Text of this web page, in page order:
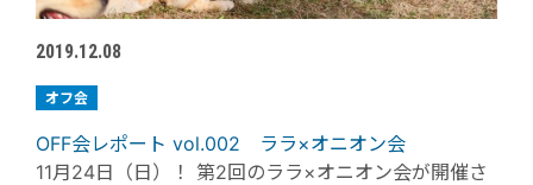
2019.12.08
オフ会
OFF会レポート vol.002 ララ×オニオン会
11月24日（日）！ 第2回のララ×オニオン会が開催さ